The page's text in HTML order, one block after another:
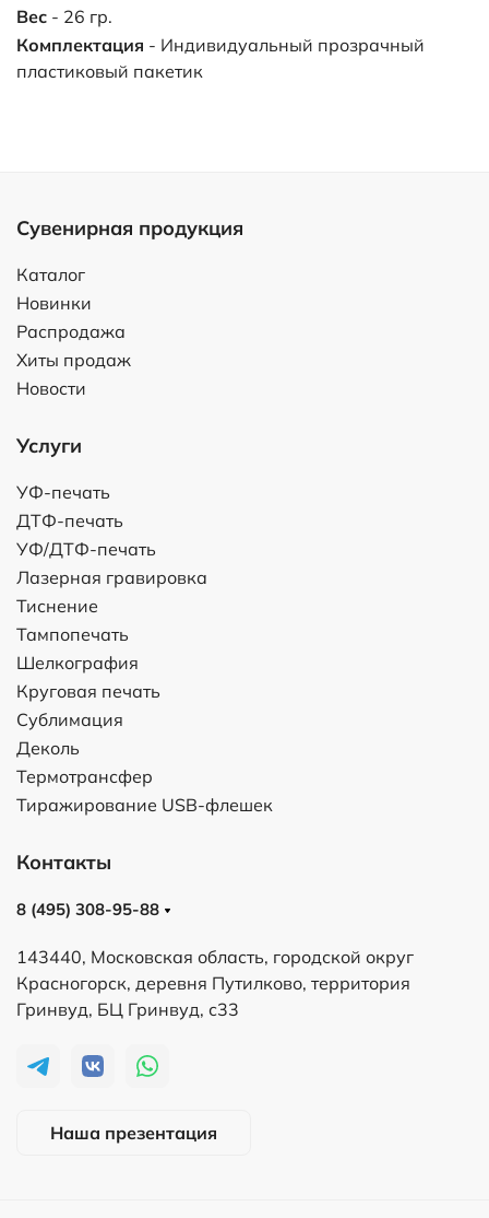
Вес - 26 гр.
Комплектация - Индивидуальный прозрачный
пластиковый пакетик
Сувенирная продукция
Каталог
Новинки
Распродажа
Хиты продаж
Новости
Услуги
УФ-печать
ДТФ-печать
УФ/ДТФ-печать
Лазерная гравировка
Тиснение
Тампопечать
Шелкография
Круговая печать
Сублимация
Деколь
Термотрансфер
Тиражирование USB-флешек
Контакты
8 (495) 308-95-88
143440, Московская область, городской округ
Красногорск, деревня Путилково, территория
Гринвуд, БЦ Гринвуд, с33
Наша презентация